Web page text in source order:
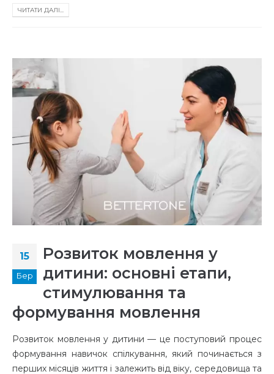
ЧИТАТИ ДАЛІ...
15
Бер
Розвиток мовлення у
дитини: основні етапи,
стимулювання та
формування мовлення
Розвиток мовлення у дитини — це поступовий процес
формування навичок спілкування, який починається з
перших місяців життя і залежить від віку, середовища та